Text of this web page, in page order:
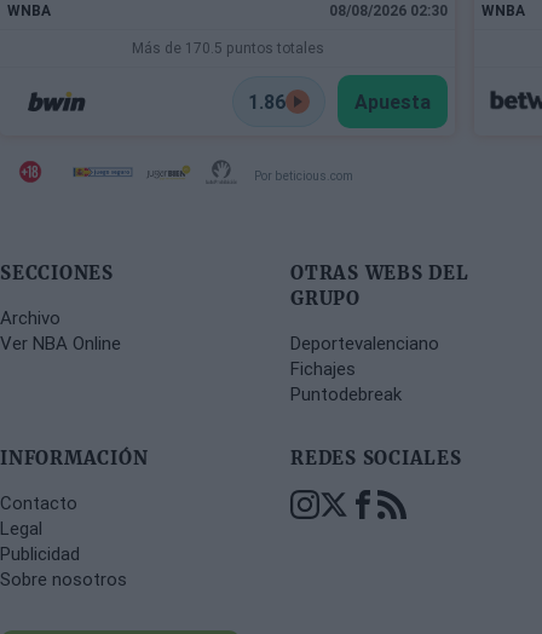
WNBA 08/08/2026 02:30
Más de 170.5 puntos totales
1.86 Apuesta
WNBA
Por beticious.com
SECCIONES
Archivo
Ver NBA Online
OTRAS WEBS DEL
GRUPO
Deportevalenciano
Fichajes
Puntodebreak
INFORMACIÓN
Contacto
Legal
Publicidad
Sobre nosotros
REDES SOCIALES